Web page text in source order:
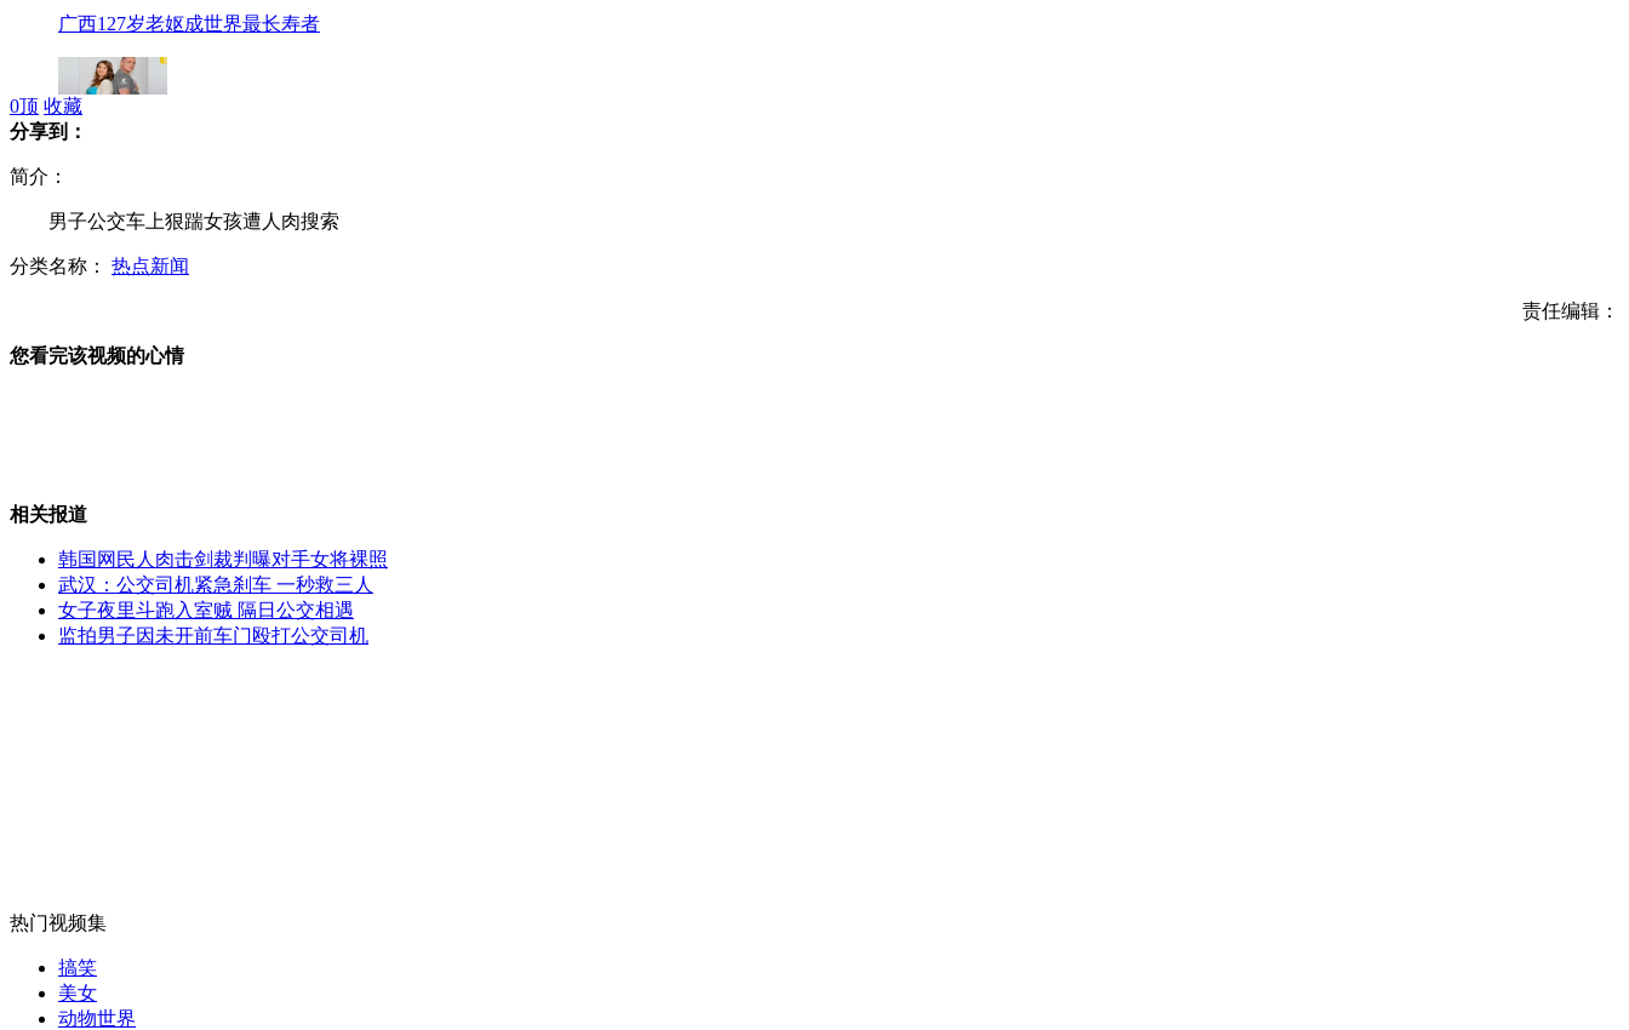
广西127岁老妪成世界最长寿者
男子戴10元"金项链"遭劫匪锤击
肥胖男子23年以车代步突然不会走
女孩北京地铁殴打老人 痛下狠手拳打脚踢
0顶 收藏
分享到：
简介：
男子公交车上狠踹女孩遭人肉搜索
分类名称： 热点新闻
责任编辑：
您看完该视频的心情
相关报道
韩国网民人肉击剑裁判曝对手女将裸照
武汉：公交司机紧急刹车 一秒救三人
女子夜里斗跑入室贼 隔日公交相遇
监拍男子因未开前车门殴打公交司机
热门视频集
搞笑
美女
动物世界